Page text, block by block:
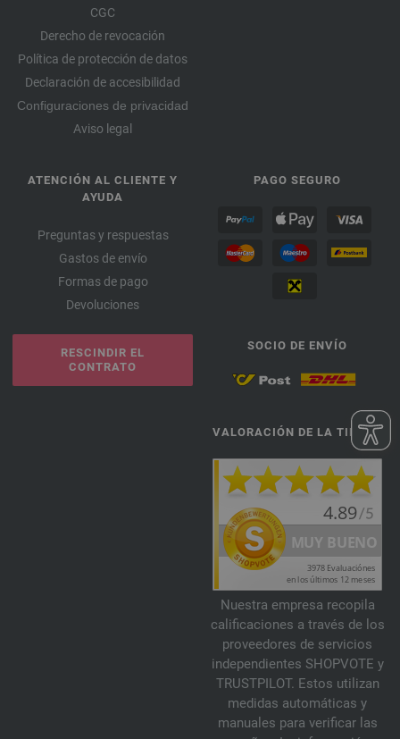
CGC
Derecho de revocación
Política de protección de datos
Declaración de accesibilidad
Configuraciones de privacidad
Aviso legal
ATENCIÓN AL CLIENTE Y
AYUDA
Preguntas y respuestas
Gastos de envío
Formas de pago
Devoluciones
RESCINDIR EL
CONTRATO
PAGO SEGURO
SOCIO DE ENVÍO
VALORACIÓN DE LA TIENDA
Nuestra empresa recopila
calificaciones a través de los
proveedores de servicios
independientes SHOPVOTE y
TRUSTPILOT. Estos utilizan
medidas automáticas y
manuales para verificar las